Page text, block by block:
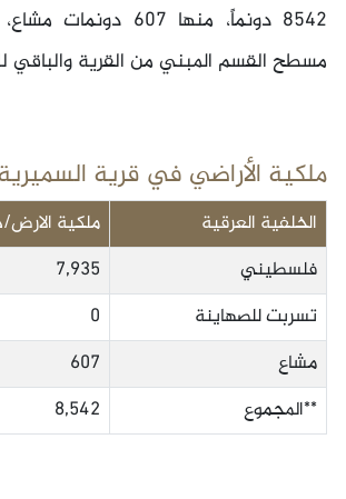
مسطح القسم المبني من القرية والباقي
ملكية الأراضي في قرية
الخلفية العرقية
ملكية
فلسطيني
7,935
تسربت للصهاينة
0
مشاع
607
**المجموع
8,542